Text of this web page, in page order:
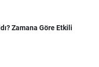
Zamana Göre Etkili